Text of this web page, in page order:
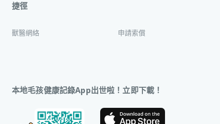
捷徑
獸醫網絡 申請索償
本地毛孩健康記錄App出世啦！立即下載！